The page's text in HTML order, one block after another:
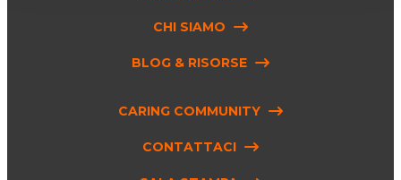
CHI SIAMO
BLOG & RISORSE
CARING COMMUNITY
CONTATTACI